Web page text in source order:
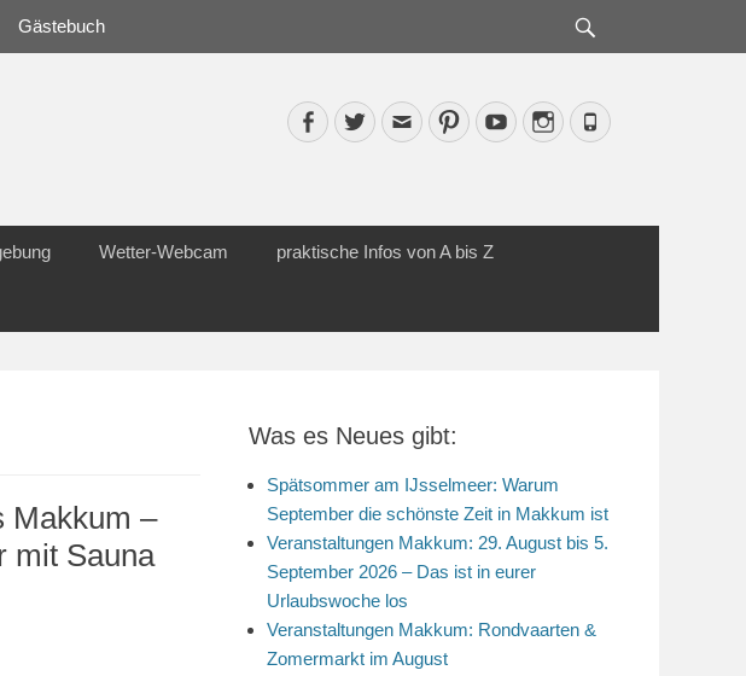
Gästebuch
Facebook
TwitterEmailPinterestYouTubeInstagram
Phone
Wetter-Webcam praktische Infos von A bis Z
Makkum –
mit Sauna
Was es Neues gibt:
Spätsommer am IJsselmeer: Warum
September die schönste Zeit in Makkum ist
Veranstaltungen Makkum: 29. August bis 5.
September 2026 – Das ist in eurer
Urlaubswoche los
Veranstaltungen Makkum: Rondvaarten &
Zomermarkt im August